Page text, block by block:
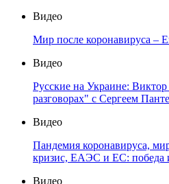
Видео
Мир после коронавируса –
Видео
Русские на Украине:
разговорах" с Сергеем
Видео
Пандемия коронавируса,
кризис, ЕАЭС и ЕС: победа
Видео